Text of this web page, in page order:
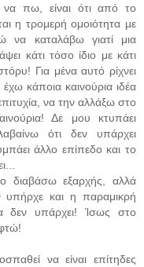
πω, είναι ότι από το
η τρομερή ομοιότητα με
καταλάβω γιατί μια
κάτι τόσο ίδιο με κάτι
Για μένα αυτό ρίχνει
κάποια καινούρια ιδέα
να την αλλάξω στο
Δε μου κτυπάει
ότι δεν υπάρχει
άλλο επίπεδο και το
διαβάσω εξαρχής, αλλά
υπήρχε και η παραμικρή
δεν υπάρχει! Ίσως στο
να είναι επίτηδες